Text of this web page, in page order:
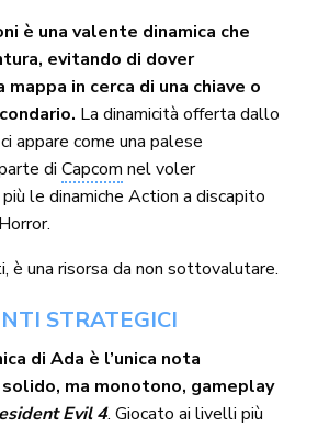
è una valente dinamica che
evitando di dover
in cerca di una chiave o
La dinamicità offerta dallo
appare come una palese
diCapcom nel voler
le dinamiche Action a discapito
è una risorsa da non sottovalutare.
STRATEGICI
di Ada è l’unica nota
ma monotono, gameplay
Evil 4. Giocato ai livelli più